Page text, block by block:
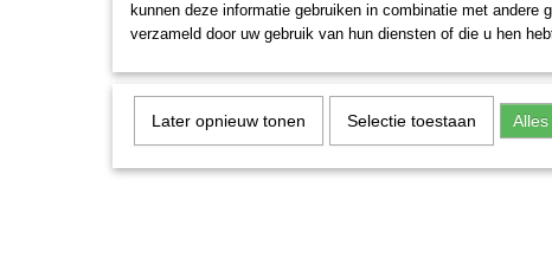
kunnen deze informatie gebruiken in combinatie met andere
verzameld door uw gebruik van hun diensten of die u hen
Later opnieuw tonen Selectie toestaan